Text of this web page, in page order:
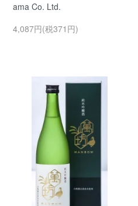
ama Co. Ltd.
4,087円(税371円)